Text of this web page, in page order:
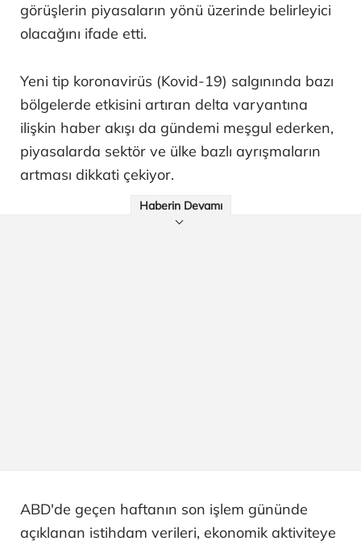
görüşlerin piyasaların yönü üzerinde belirleyici
olacağını ifade etti.
Yeni tip koronavirüs (Kovid-19) salgınında bazı
bölgelerde etkisini artıran delta varyantına
ilişkin haber akışı da gündemi meşgul ederken,
piyasalarda sektör ve ülke bazlı ayrışmaların
artması dikkati çekiyor.
Haberin Devamı
ABD'de geçen haftanın son işlem gününde
açıklanan istihdam verileri, ekonomik aktiviteye